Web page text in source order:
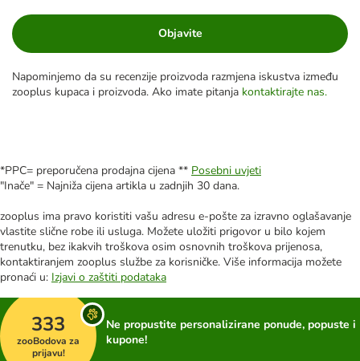
Objavite
Napominjemo da su recenzije proizvoda razmjena iskustva između
zooplus kupaca i proizvoda. Ako imate pitanja kontaktirajte nas.
*PPC= preporučena prodajna cijena ** Posebni uvjeti
"Inače" = Najniža cijena artikla u zadnjih 30 dana.
zooplus ima pravo koristiti vašu adresu e-pošte za izravno oglašavanje
vlastite slične robe ili usluga. Možete uložiti prigovor u bilo kojem
trenutku, bez ikakvih troškova osim osnovnih troškova prijenosa,
kontaktiranjem zooplus službe za korisničke. Više informacija možete
pronaći u: Izjavi o zaštiti podataka
333
zooBodova za
prijavu!
Ne propustite personalizirane ponude, popuste i
kupone!